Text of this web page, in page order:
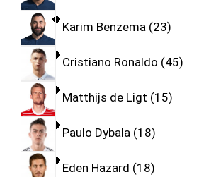
Karim Benzema 23
Cristiano Ronaldo 45
Matthijs de Ligt 15
Paulo Dybala 18
Eden Hazard 18